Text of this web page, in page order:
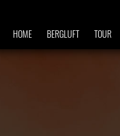
HOME BERGLUFT TOUR